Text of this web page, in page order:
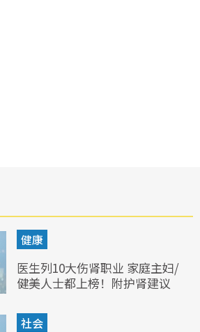
健康
医生列10大伤肾职业 家庭主妇/
健美人士都上榜！附护肾建议
社会